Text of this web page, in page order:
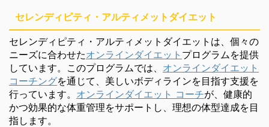
セレンディピティ・アルティメットダイエット
セレンディピティ・アルティメットダイエットは、個々の
ニーズに合わせたオンラインダイエット プログラムを提供
しています。このプログラムでは、 オンラインダイエット
コーチングを通じて、美しいボディラインを目指す支援を
行っています。 オンラインダイエット コーチが、健康的
かつ効果的な体重管理をサポートし、理想の体型達成を目
指します。